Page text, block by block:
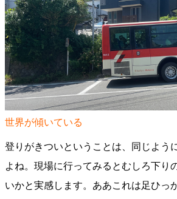
世界が傾いている
登りがきついということは、同じよう
よね。現場に行ってみるとむしろ下り
いかと実感します。ああこれは足ひっ